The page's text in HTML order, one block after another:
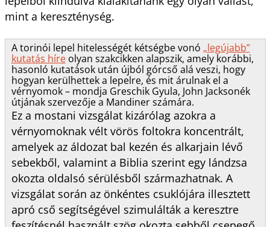
mint a kereszténység.
A torinói lepel hitelességét kétségbe vonó „legújabb”
kutatás híreolyan szakcikken alapszik, amely korábbi,
hasonló kutatások után újból górcső alá veszi, hogy
hogyan kerülhettek a lepelre, és mit árulnak el a
vérnyomok – mondja Greschik Gyula, John Jacksonék
útjának szervezője a Mandiner számára.
Ez a mostani vizsgálat kizárólag azokra a
vérnyomoknak vélt vörös foltokra koncentrált,
amelyek az áldozat bal kezén és alkarjain lévő
sebekből, valamint a Biblia szerint egy lándzsa
okozta oldalsó sérülésből származhatnak. A
vizsgálat során az önkéntes csuklójára illesztett
apró cső segítségével szimulálták a keresztre